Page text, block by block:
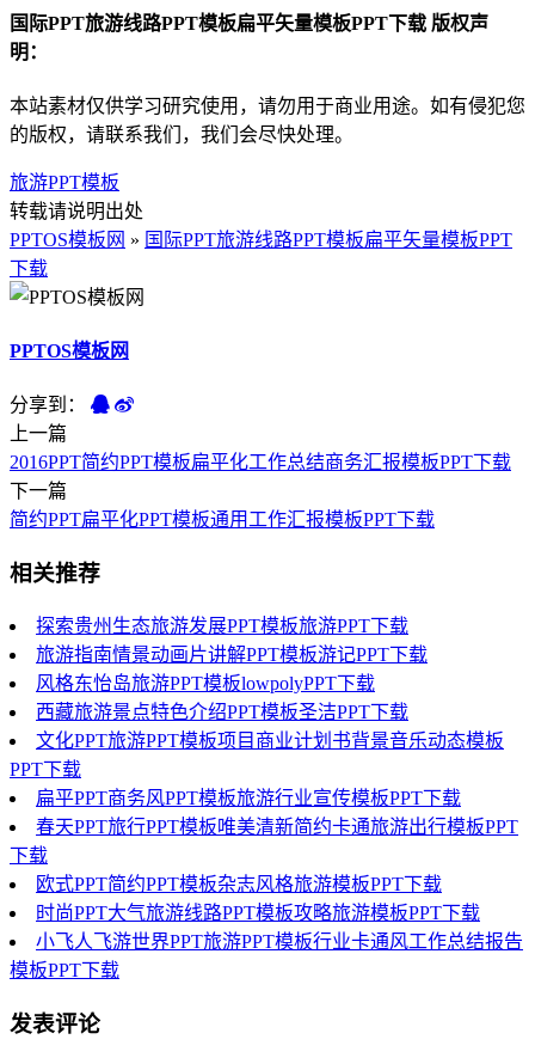
国际PPT旅游线路PPT模板扁平矢量模板PPT下载 版权声
明：
本站素材仅供学习研究使用，请勿用于商业用途。如有侵犯您
的版权，请联系我们，我们会尽快处理。
旅游PPT模板
转载请说明出处
PPTOS模板网 » 国际PPT旅游线路PPT模板扁平矢量模板PPT
下载
PPTOS模板网
分享到：
上一篇
2016PPT简约PPT模板扁平化工作总结商务汇报模板PPT下载
下一篇
简约PPT扁平化PPT模板通用工作汇报模板PPT下载
相关推荐
探索贵州生态旅游发展PPT模板旅游PPT下载
旅游指南情景动画片讲解PPT模板游记PPT下载
风格东怡岛旅游PPT模板lowpolyPPT下载
西藏旅游景点特色介绍PPT模板圣洁PPT下载
文化PPT旅游PPT模板项目商业计划书背景音乐动态模板
PPT下载
扁平PPT商务风PPT模板旅游行业宣传模板PPT下载
春天PPT旅行PPT模板唯美清新简约卡通旅游出行模板PPT
下载
欧式PPT简约PPT模板杂志风格旅游模板PPT下载
时尚PPT大气旅游线路PPT模板攻略旅游模板PPT下载
小飞人飞游世界PPT旅游PPT模板行业卡通风工作总结报告
模板PPT下载
发表评论